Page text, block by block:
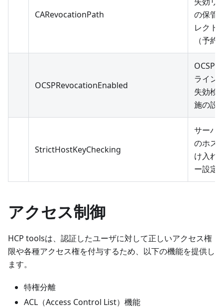
CARevocationPath
の保管
レクト
（予約
OCSPRevocationEnabled
OCSP
ライン
失効検
施の設
StrictHostKeyChecking
サーバ
のホス
け入れ
ー設定
アクセス制御
HCP toolsは、認証したユーザに対して正しいアクセス権
限や各種アクセス権を付与するため、以下の機能を提供し
ます。
特権分離
ACL（Access Control List）機能